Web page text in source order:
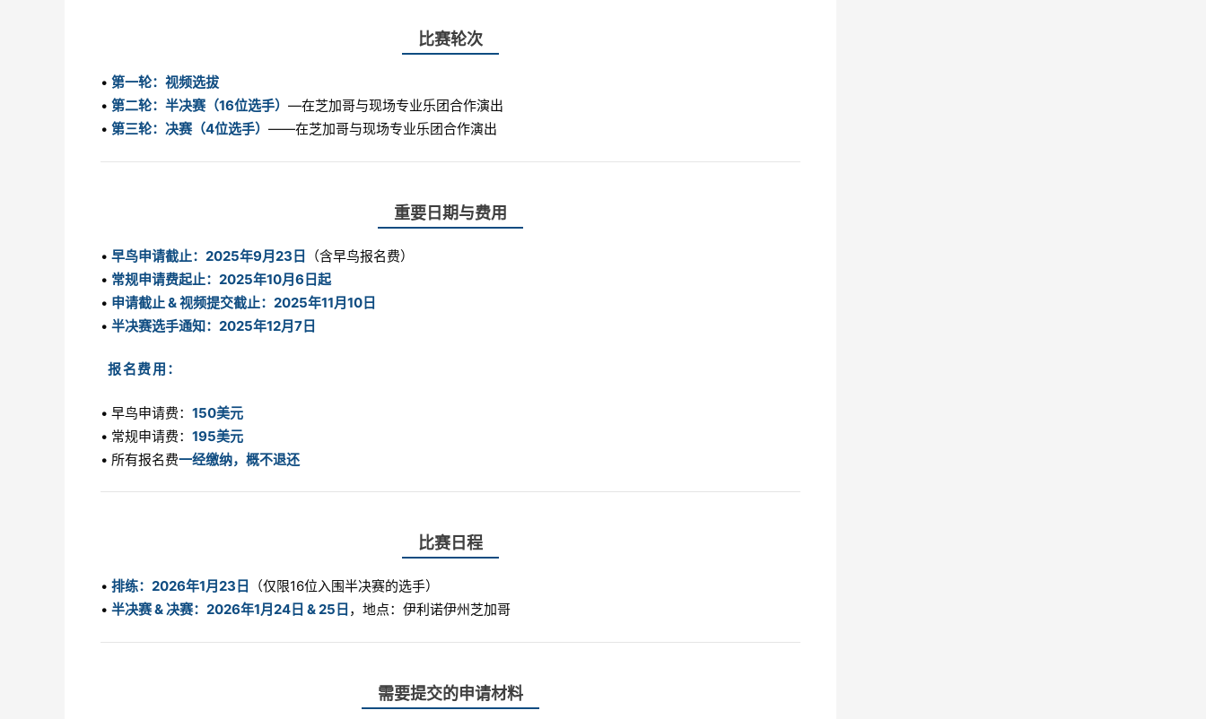
比赛轮次
• 第一轮：视频选拔
• 第二轮：半决赛（16位选手） —在芝加哥与现场专业乐团合作演出
• 第三轮：决赛（4位选手） ——在芝加哥与现场专业乐团合作演出
重要日期与费用
• 早鸟申请截止：2025年9月23日
（含早鸟报名费）
• 常规申请费起止：2025年10月6日起
• 申请截止 & 视频提交截止：2025年11月10日
• 半决赛选手通知：2025年12月7日
报名费用：
• 早鸟申请费： 150美元
• 常规申请费： 195美元
• 所有报名费一经缴纳，概不退还
比赛日程
• 排练：2026年1月23日
（仅限16位入围半决赛的选手）
• 半决赛 & 决赛：2026年1月24日 & 25日 ，地点：伊利诺伊州芝加哥
需要提交的申请材料